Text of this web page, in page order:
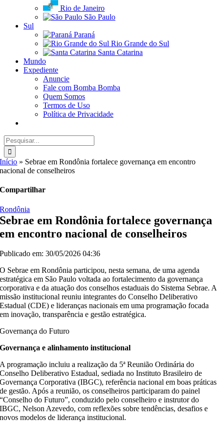
Rio de Janeiro
São Paulo
Sul
Paraná
Rio Grande do Sul
Santa Catarina
Mundo
Expediente
Anuncie
Fale com Bomba Bomba
Quem Somos
Termos de Uso
Política de Privacidade
Buscar
resultados
para:
Início » Sebrae em Rondônia fortalece governança em encontro
nacional de conselheiros
Compartilhar
Rondônia
Sebrae em Rondônia fortalece governança
em encontro nacional de conselheiros
Publicado em: 30/05/2026 04:36
O Sebrae em Rondônia participou, nesta semana, de uma agenda
estratégica em São Paulo voltada ao fortalecimento da governança
corporativa e da atuação dos conselhos estaduais do Sistema Sebrae. A
missão institucional reuniu integrantes do Conselho Deliberativo
Estadual (CDE) e lideranças nacionais em uma programação focada
em inovação, transparência e gestão estratégica.
Governança do Futuro
Governança e alinhamento institucional
A programação incluiu a realização da 5ª Reunião Ordinária do
Conselho Deliberativo Estadual, sediada no Instituto Brasileiro de
Governança Corporativa (IBGC), referência nacional em boas práticas
de gestão. Após a reunião, os conselheiros participaram do painel
“Conselho do Futuro”, conduzido pelo conselheiro e instrutor do
IBGC, Nelson Azevedo, com reflexões sobre tendências, desafios e
novos modelos de liderança institucional.